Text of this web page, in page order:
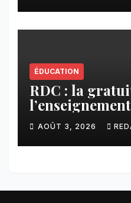
ÉDUCATION
RDC : la
vision phare
Félix
par une
AOÛT 3, 2026